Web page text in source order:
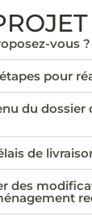
vous ?
pour
du dossier
de
des